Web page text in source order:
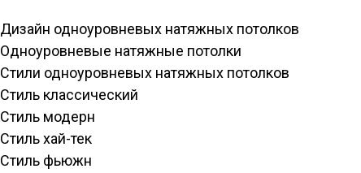
Дизайн одноуровневых натяжных потолков
Одноуровневые натяжные потолки
Стили одноуровневых натяжных потолков
Стиль классический
Стиль модерн
Стиль хай-тек
Стиль фьюжн